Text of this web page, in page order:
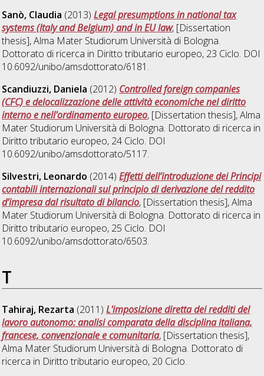
Sanò, Claudia (2013)Legal presumptions in national tax
systems (Italy and Belgium) and in EU law, [Dissertation
thesis], Alma Mater Studiorum Università di Bologna.
Dottorato di ricerca in Diritto tributario europeo, 23 Ciclo. DOI
10.6092/unibo/amsdottorato/6181.
Scandiuzzi, Daniela (2012) Controlled foreign companies
(CFC) e delocalizzazione delle attività economiche nel diritto
interno e nell'ordinamento europeo, [Dissertation thesis], Alma
Mater Studiorum Università di Bologna. Dottorato di ricerca in
Diritto tributario europeo, 24 Ciclo. DOI
10.6092/unibo/amsdottorato/5117.
Silvestri, Leonardo (2014)Effetti dell’introduzione dei Principi
contabili internazionali sul principio di derivazione del reddito
d’impresa dal risultato di bilancio, [Dissertation thesis], Alma
Mater Studiorum Università di Bologna. Dottorato di ricerca in
Diritto tributario europeo, 25 Ciclo. DOI
10.6092/unibo/amsdottorato/6503.
T
Tahiraj, Rezarta (2011)L'imposizione diretta dei redditi del
lavoro autonomo: analisi comparata della disciplina italiana,
francese, convenzionale e comunitaria, [Dissertation thesis],
Alma Mater Studiorum Università di Bologna. Dottorato di
ricerca in Diritto tributario europeo, 20 Ciclo.